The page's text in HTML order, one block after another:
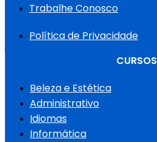
Trabalhe Conosco
Política de Privacidade
CURSOS
Beleza e Estética
Administrativo
Idiomas
Informática